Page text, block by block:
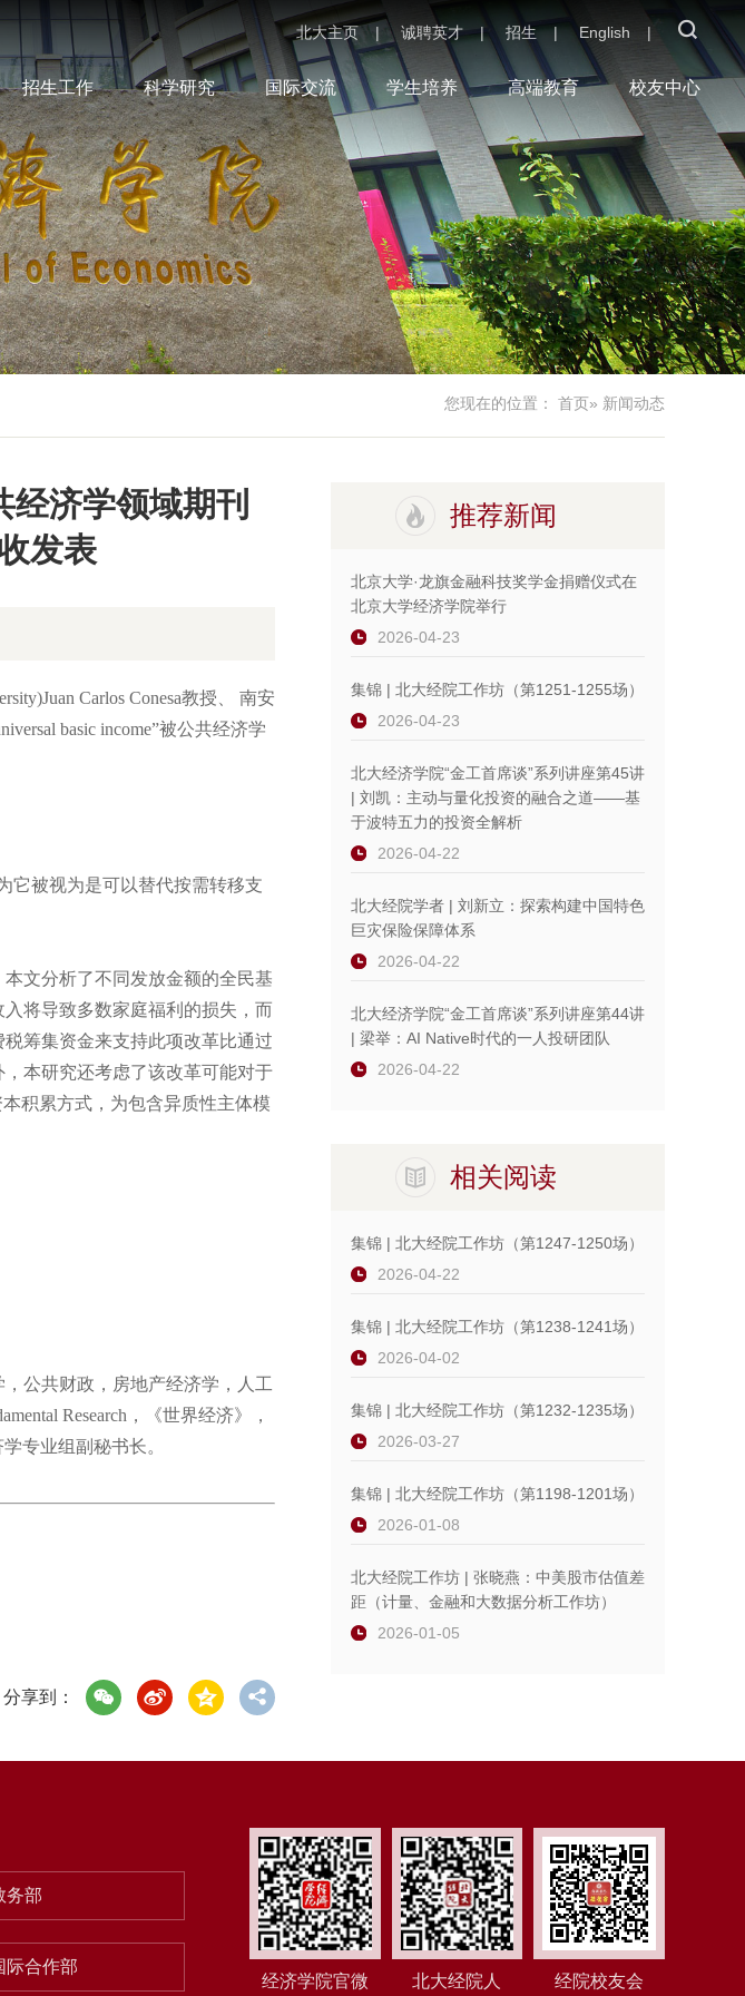
北大主页 | 诚聘英才 | 招生 | English |
招生工作 科学研究 国际交流 学生培养 高端教育 校友中心
您现在的位置： 首页» 新闻动态
推荐新闻
北京大学·龙旗金融科技奖学金捐赠仪式在
北京大学经济学院举行
2026-04-23
集锦 | 北大经院工作坊（第1251-1255场）
2026-04-23
北大经济学院“金工首席谈”系列讲座第45讲
| 刘凯：主动与量化投资的融合之道——基
于波特五力的投资全解析
2026-04-22
北大经院学者 | 刘新立：探索构建中国特色
巨灾保险保障体系
2026-04-22
北大经济学院“金工首席谈”系列讲座第44讲
| 梁举：AI Native时代的一人投研团队
2026-04-22
相关阅读
集锦 | 北大经院工作坊（第1247-1250场）
2026-04-22
集锦 | 北大经院工作坊（第1238-1241场）
2026-04-02
集锦 | 北大经院工作坊（第1232-1235场）
2026-03-27
集锦 | 北大经院工作坊（第1198-1201场）
2026-01-08
北大经院工作坊 | 张晓燕：中美股市估值差
距（计量、金融和大数据分析工作坊）
2026-01-05
济学领域期刊
发表
Carlos Conesa教授、 南安
basic income”被公共经济学
它被视为是可以替代按需转移支
文分析了不同发放金额的全民基
将导致多数家庭福利的损失，而
筹集资金来支持此项改革比通过
本研究还考虑了该改革可能对于
积累方式，为包含异质性主体模
公共财政，房地产经济学，人工
Research，《世界经济》，
专业组副秘书长。
分享到：
务部
际合作部
经济学院官微 北大经院人 经院校友会